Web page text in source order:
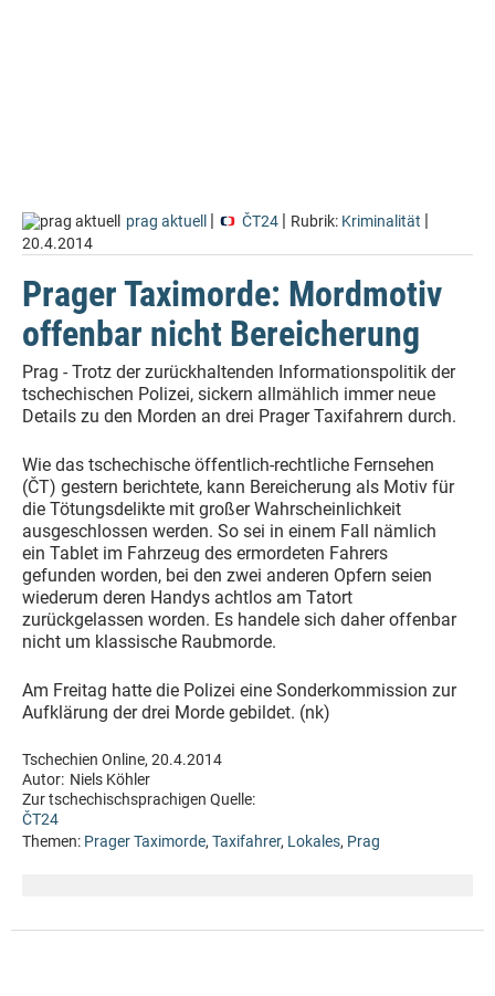
prag aktuell | ČT24 | Rubrik: Kriminalität |
20.4.2014
Prager Taximorde: Mordmotiv
offenbar nicht Bereicherung
Prag - Trotz der zurückhaltenden Informationspolitik der
tschechischen Polizei, sickern allmählich immer neue
Details zu den Morden an drei Prager Taxifahrern durch.
Wie das tschechische öffentlich-rechtliche Fernsehen
(ČT) gestern berichtete, kann Bereicherung als Motiv für
die Tötungsdelikte mit großer Wahrscheinlichkeit
ausgeschlossen werden. So sei in einem Fall nämlich
ein Tablet im Fahrzeug des ermordeten Fahrers
gefunden worden, bei den zwei anderen Opfern seien
wiederum deren Handys achtlos am Tatort
zurückgelassen worden. Es handele sich daher offenbar
nicht um klassische Raubmorde.
Am Freitag hatte die Polizei eine Sonderkommission zur
Aufklärung der drei Morde gebildet. (nk)
Tschechien Online, 20.4.2014
Autor: Niels Köhler
Zur tschechischsprachigen Quelle:
ČT24
Themen: Prager Taximorde, Taxifahrer, Lokales, Prag